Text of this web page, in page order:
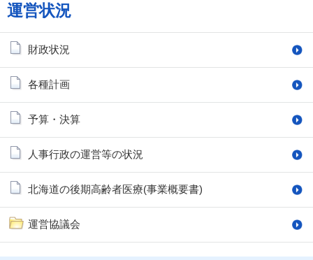
運営状況
財政状況
各種計画
予算・決算
人事行政の運営等の状況
北海道の後期高齢者医療(事業概要書)
運営協議会